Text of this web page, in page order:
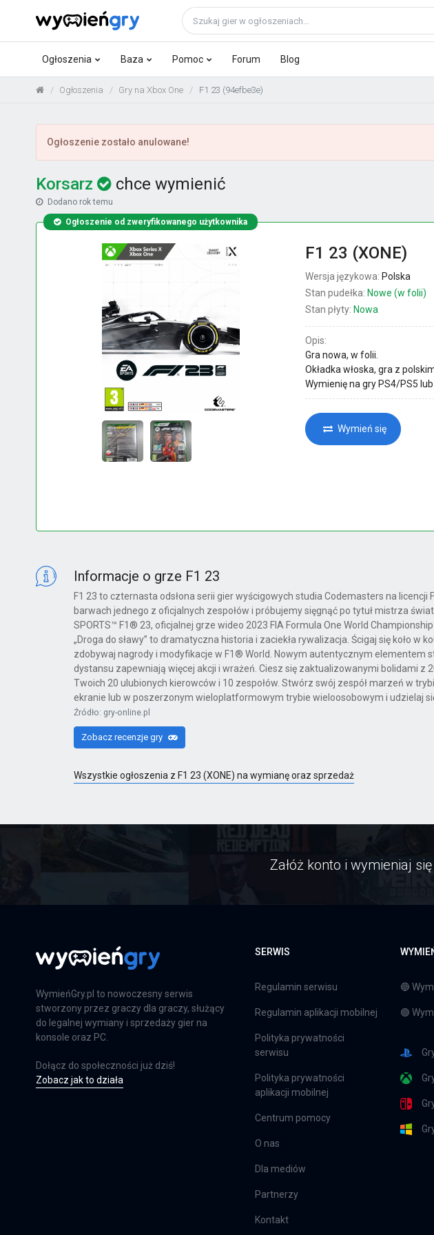
Ogłoszenia Baza Pomoc Forum Blog
Ogłoszenia Gry na Xbox One F1 23 (94efbe3e)
Ogłoszenie zostało anulowane!
Korsarz chce wymienić
Dodano rok temu
Ogłoszenie od zweryfikowanego użytkownika
F1 23 (XONE)
Wersja językowa: Polska
Stan pudełka: Nowe (w folii)
Stan płyty: Nowa
Opis:
Gra nowa, w folii.
Okładka włoska, gra z
Wymienię na gry PS4/PS5 lub
Wymień się
Informacje o grze F1 23
F1 23 to czternasta odsłona serii gier wyścigowych studia Codemasters na licencji
barwach jednego z oficjalnych zespołów i próbujemy sięgnąć po tytuł mistrza
SPORTS™ F1® 23, oficjalnej grze wideo 2023 FIA Formula One World
„Droga do sławy” to dramatyczna historia i zaciekła rywalizacja. Ścigaj się koło w
zdobywaj nagrody i modyfikacje w F1® World. Nowym autentycznym elementem
dystansu zapewniają więcej akcji i wrażeń. Ciesz się zaktualizowanymi bolidami z
Twoich 20 ulubionych kierowców i 10 zespołów. Stwórz swój zespół marzeń w
ekranie lub w poszerzonym wieloplatformowym trybie wieloosobowym i udzielaj
Źródło: gry-online.pl
Zobacz recenzje gry
Wszystkie ogłoszenia z F1 23 (XONE) na wymianę oraz sprzedaż
Załóż konto i wymieniaj
WymieńGry.pl to nowoczesny serwis
stworzony przez graczy dla graczy, służący
do legalnej wymiany i sprzedaży gier na
konsole oraz PC.
Dołącz do społeczności już dziś!
Zobacz jak to działa
SERWIS
Regulamin serwisu
Regulamin aplikacji mobilnej
Polityka prywatności
serwisu
Polityka prywatności
aplikacji mobilnej
Centrum pomocy
O nas
Dla mediów
Partnerzy
Kontakt
🔵
🟢